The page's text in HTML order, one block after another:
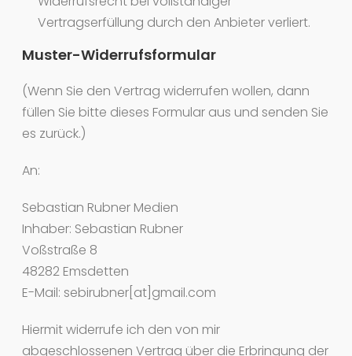
Vertragserfüllung durch den Anbieter verliert.
Muster-Widerrufsformular
(Wenn Sie den Vertrag widerrufen wollen, dann
füllen Sie bitte dieses Formular aus und senden Sie
es zurück.)
An:
Sebastian Rubner Medien
Inhaber: Sebastian Rubner
Voßstraße 8
48282 Emsdetten
E-Mail: sebirubner[at]gmail.com
Hiermit widerrufe ich den von mir
abgeschlossenen Vertrag über die Erbringung der